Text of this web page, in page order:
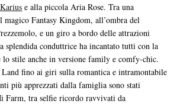
e alla piccola Aria Rose. Tra una
magico Fantasy Kingdom, all’ombra del
e un giro a bordo delle attrazioni
splendida conduttrice ha incantato tutti con la
lo stile anche in versione family e comfy-chic.
Land fino ai giri sulla romantica e intramontabile
più apprezzati dalla famiglia sono stati
Farm, tra selfie ricordo ravvivati da